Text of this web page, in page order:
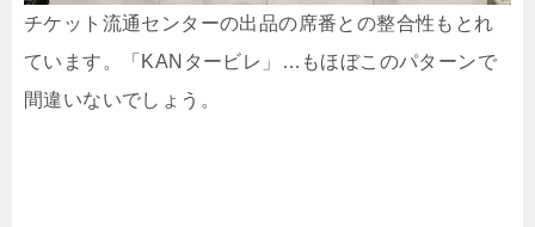
チケット流通センターの出品の席番との整合性もとれ
ています。「KANタービレ」…もほぼこのパターンで
間違いないでしょう。